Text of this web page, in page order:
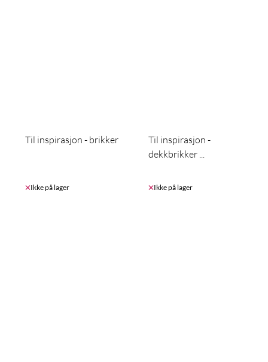
Til inspirasjon - brikker
Ikke på lager
Til inspirasjon -
dekkbrikker ...
Ikke på lager